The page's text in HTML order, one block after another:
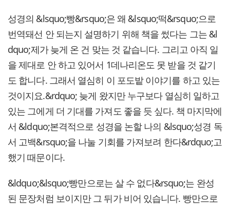
성경의 &lsquo;빵&rsquo;은 왜 &lsquo;떡&rsquo;으로
번역돼선 안 되는지 설명하기 위해 책을 썼다는 그는 &l
dquo;제가 늦게 온 건 맞는 것 같습니다. 그리고 아직 일
을 제대로 안 하고 있어서 1데나리온도 못 받을 것 같기
도 합니다. 그래서 열심히 이 포도밭 이야기를 하고 있는
것이지요.&rdquo; 늦게 왔지만 누구보다 열심히 일하고
있는 그에게 더 기대를 가져도 좋을 듯 싶다. 책 마지막에
서 &ldquo;본격적으로 성경을 논할 나의 &lsquo;성경 독
서 고백&rsquo;을 나눌 기회를 가져보려 한다&rdquo;고
했기 때문이다.
&ldquo;&lsquo;빵만으로는 살 수 없다&rsquo;는 완성
된 문장처럼 보이지만 그 뒤가 비어 있습니다. 빵만으로